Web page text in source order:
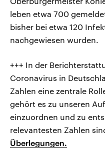
leben etwa 700
bisher bei etwa 120
nachgewiesen wurden.
+++ In der
Coronavirus in
Zahlen eine zentrale
gehört es zu unseren
einzuordnen und zu
relevantesten Zahlen
Überlegungen.